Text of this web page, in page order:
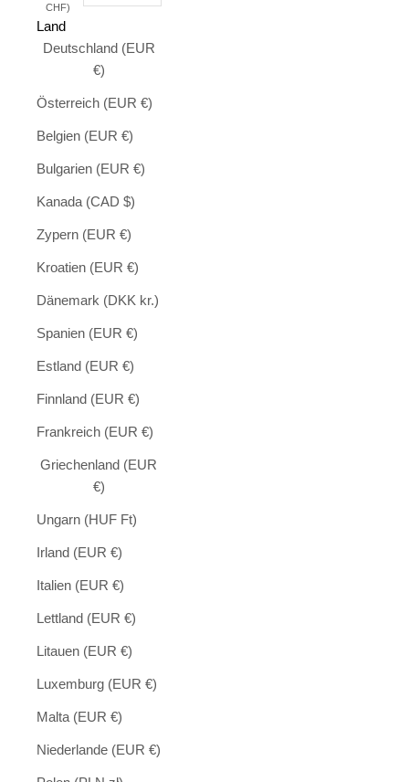
CHF)
Land
Deutschland (EUR
€)
Österreich (EUR €)
Belgien (EUR €)
Bulgarien (EUR €)
Kanada (CAD $)
Zypern (EUR €)
Kroatien (EUR €)
Dänemark (DKK kr.)
Spanien (EUR €)
Estland (EUR €)
Finnland (EUR €)
Frankreich (EUR €)
Griechenland (EUR
€)
Ungarn (HUF Ft)
Irland (EUR €)
Italien (EUR €)
Lettland (EUR €)
Litauen (EUR €)
Luxemburg (EUR €)
Malta (EUR €)
Niederlande (EUR €)